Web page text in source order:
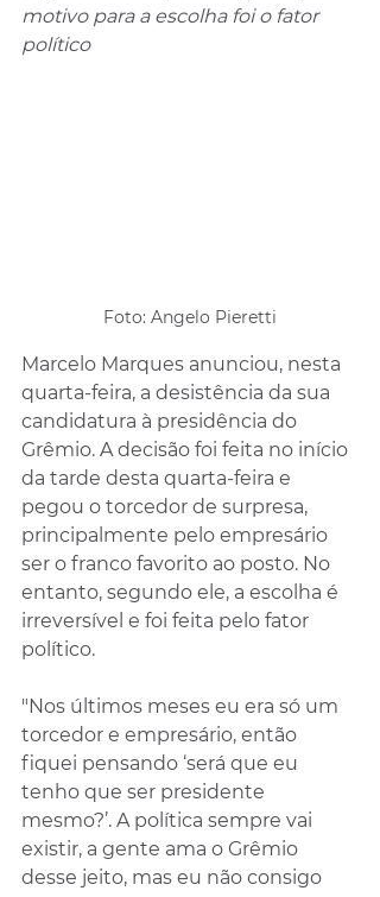
motivo para a escolha foi o fator
político
Foto: Angelo Pieretti
Marcelo Marques anunciou, nesta
quarta-feira, a desistência da sua
candidatura à presidência do
Grêmio. A decisão foi feita no início
da tarde desta quarta-feira e
pegou o torcedor de surpresa,
principalmente pelo empresário
ser o franco favorito ao posto. No
entanto, segundo ele, a escolha é
irreversível e foi feita pelo fator
político.
"Nos últimos meses eu era só um
torcedor e empresário, então
fiquei pensando ‘será que eu
tenho que ser presidente
mesmo?’. A política sempre vai
existir, a gente ama o Grêmio
desse jeito, mas eu não consigo